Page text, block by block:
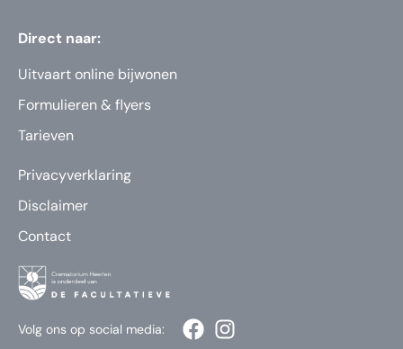
Direct naar:
Uitvaart online bijwonen
Formulieren & flyers
Tarieven
Privacyverklaring
Disclaimer
Contact
Volg ons op social media: